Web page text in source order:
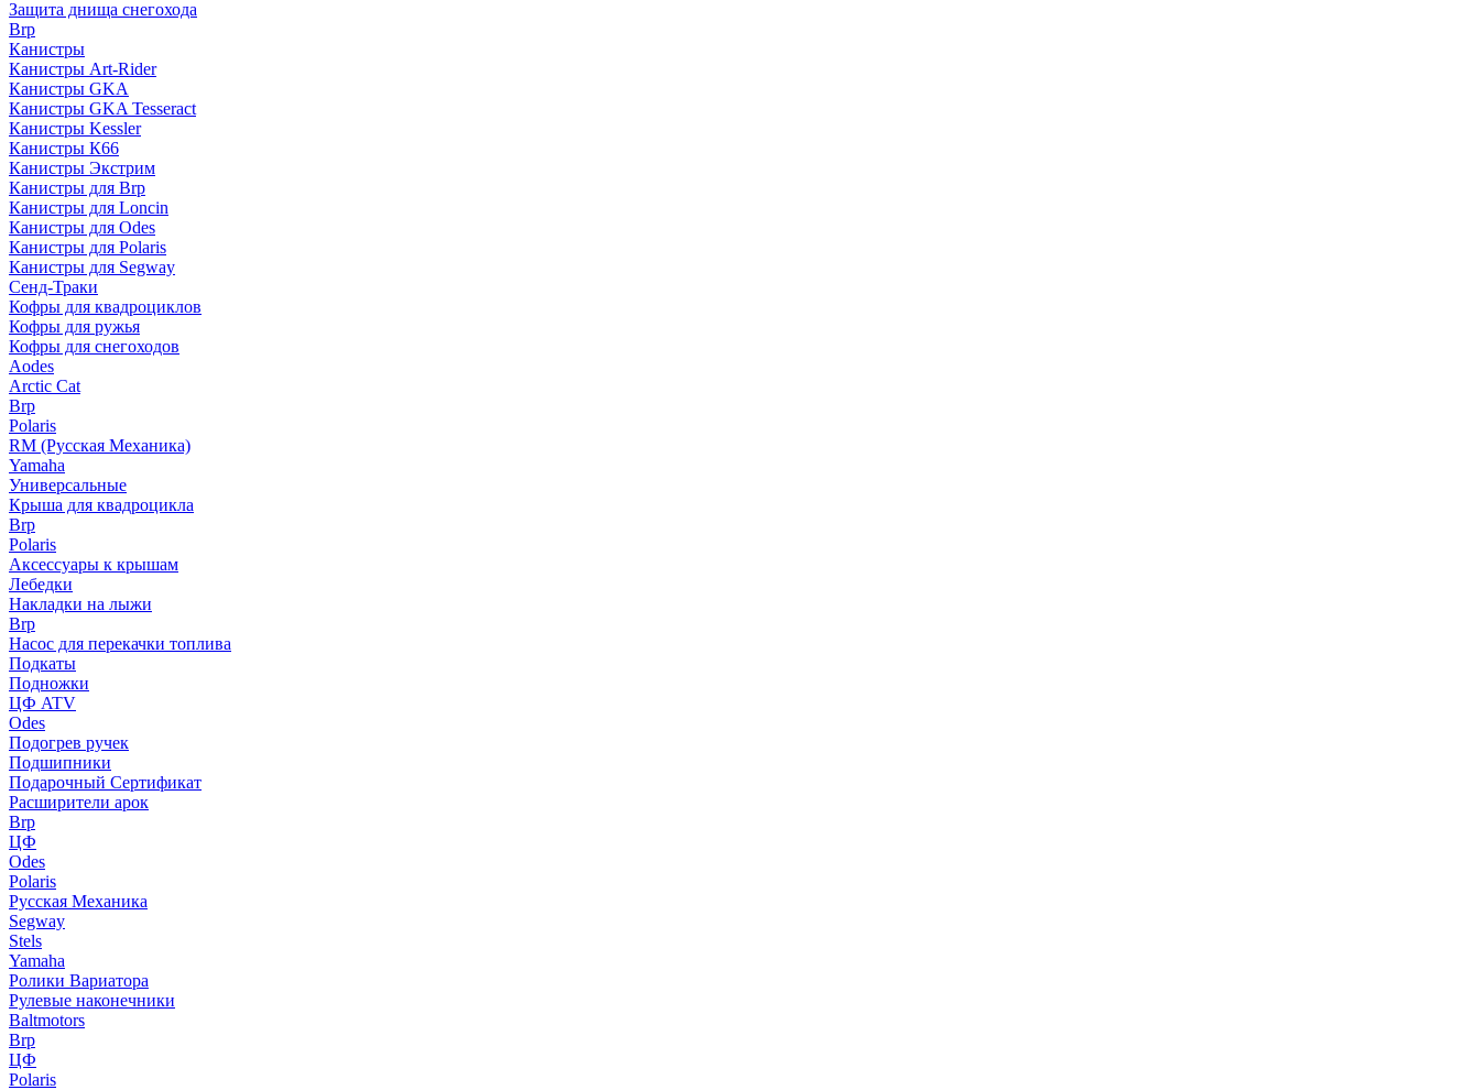
Защита днища снегохода
Brp
Канистры
Канистры Art-Rider
Канистры GKA
Канистры GKA Tesseract
Канистры Kessler
Канистры К66
Канистры Экстрим
Канистры для Brp
Канистры для Loncin
Канистры для Odes
Канистры для Polaris
Канистры для Segway
Сенд-Траки
Кофры для квадроциклов
Кофры для ружья
Кофры для снегоходов
Aodes
Arctic Cat
Brp
Polaris
RM (Русская Механика)
Yamaha
Универсальные
Крыша для квадроцикла
Brp
Polaris
Аксессуары к крышам
Лебедки
Накладки на лыжи
Brp
Насос для перекачки топлива
Подкаты
Подножки
ЦФ ATV
Odes
Подогрев ручек
Подшипники
Подарочный Сертификат
Расширители арок
Brp
ЦФ
Odes
Polaris
Русская Механика
Segway
Stels
Yamaha
Ролики Вариатора
Рулевые наконечники
Baltmotors
Brp
ЦФ
Polaris